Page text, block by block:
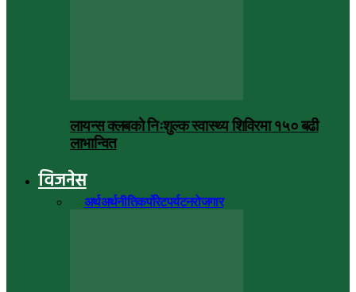
लायन्स क्लबको निःशुल्क स्वास्थ्य शिविरमा १५० बढी
लाभान्वित
विजनेस
अर्थअर्थनीतिकर्पोरेटपर्यटनरोजगार